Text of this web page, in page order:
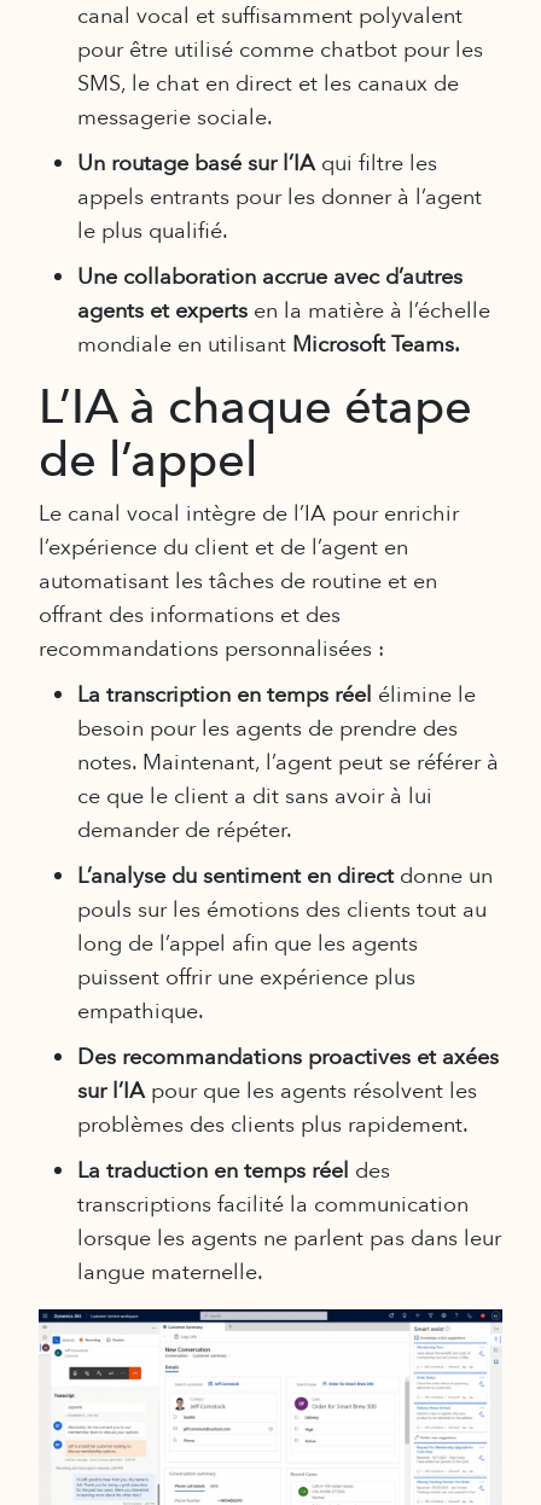
canal vocal et suffisamment polyvalent
pour être utilisé comme chatbot pour les
SMS, le chat en direct et les canaux de
messagerie sociale.
Un routage basé sur l’IA qui filtre les
appels entrants pour les donner à l’agent
le plus qualifié.
Une collaboration accrue avec d’autres
agents et experts en la matière à l’échelle
mondiale en utilisant Microsoft Teams.
L’IA à chaque étape
de l’appel
Le canal vocal intègre de l’IA pour enrichir
l’expérience du client et de l’agent en
automatisant les tâches de routine et en
offrant des informations et des
recommandations personnalisées :
La transcription en temps réel élimine le
besoin pour les agents de prendre des
notes. Maintenant, l’agent peut se référer à
ce que le client a dit sans avoir à lui
demander de répéter.
L’analyse du sentiment en direct donne un
pouls sur les émotions des clients tout au
long de l’appel afin que les agents
puissent offrir une expérience plus
empathique.
Des recommandations proactives et axées
sur l’IA pour que les agents résolvent les
problèmes des clients plus rapidement.
La traduction en temps réel des
transcriptions facilité la communication
lorsque les agents ne parlent pas dans leur
langue maternelle.